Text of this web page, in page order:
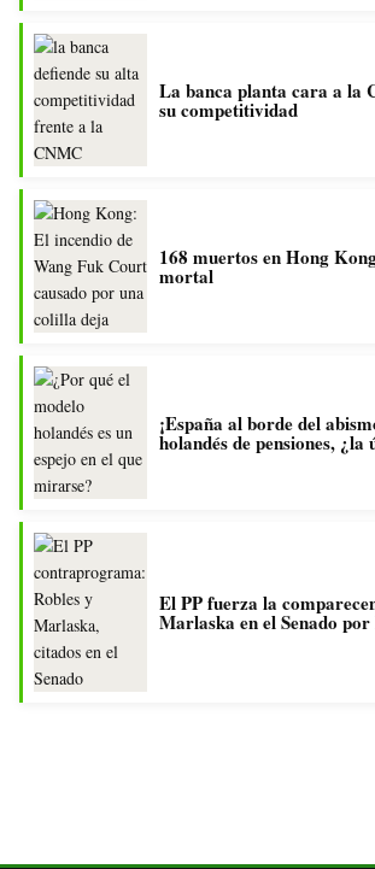
La banca planta cara a la
su competitividad
168 muertos en Hong
mortal
¡España al borde del
holandés de pensiones, ¿la
El PP fuerza la
Marlaska en el Senado